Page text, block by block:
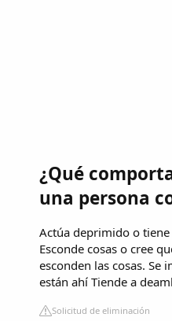
¿Qué
una persona
Actúa deprimido o tiene
Esconde cosas o cree
esconden las cosas. Se
están ahí Tiende a
Solicitud de eliminación